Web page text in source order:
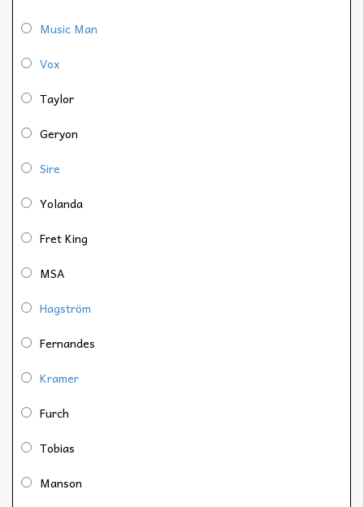
Music Man
Vox
Taylor
Geryon
Sire
Yolanda
Fret King
MSA
Hagström
Fernandes
Kramer
Furch
Tobias
Manson